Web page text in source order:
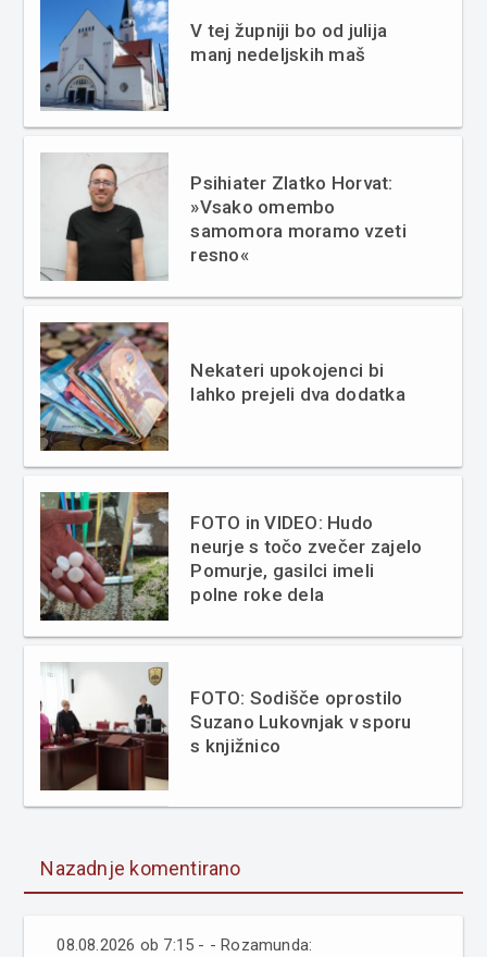
V tej župniji bo od julija
manj nedeljskih maš
Psihiater Zlatko Horvat:
»Vsako omembo
samomora moramo vzeti
resno«
Nekateri upokojenci bi
lahko prejeli dva dodatka
FOTO in VIDEO: Hudo
neurje s točo zvečer zajelo
Pomurje, gasilci imeli
polne roke dela
FOTO: Sodišče oprostilo
Suzano Lukovnjak v sporu
s knjižnico
Nazadnje komentirano
08.08.2026 ob 7:15 - - Rozamunda: